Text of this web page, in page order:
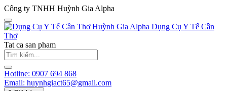
Công ty TNHH Huỳnh Gia Alpha
Huỳnh Gia Alpha Dụng Cụ Y Tế Cần
Thơ
Tat ca san pham
Hotline: 0907 694 868
Email: huynhgiact65@gmail.com